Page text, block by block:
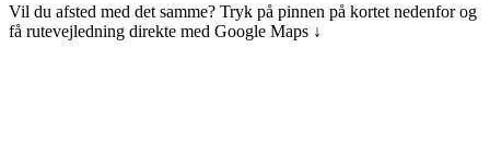
Vil du afsted med det samme? Tryk på pinnen på kortet nedenfor og
få rutevejledning direkte med Google Maps ↓